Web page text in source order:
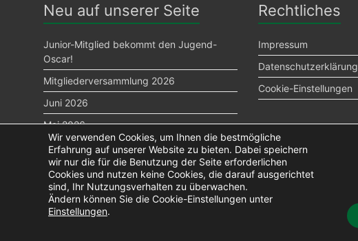
Neu auf unserer Seite
Junior-Mitglied bekommt den Jugend-
Oscar!
Mitgliederversammlung 2026
Juni 2026
Mai 2026
Niendorfer Gehege ist einfach spitze!
Rechtliches
Impressum
Datenschutzerklärung
Cookie-Einstellungen
Wir verwenden Cookies, um Ihnen die bestmögliche
Erfahrung auf unserer Website zu bieten. Dabei speichern
wir nur die für die Benutzung der Seite erforderlichen
Cookies und nutzen keine Cookies, die darauf ausgerichtet
sind, Ihr Nutzungsverhalten zu überwachen.
Ändern können Sie die Cookie-Einstellungen unter
Einstellungen.